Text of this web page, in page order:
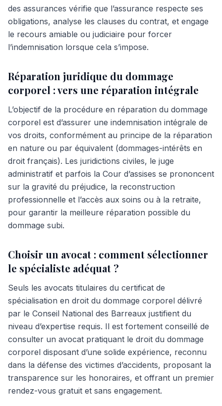
des assurances vérifie que l’assurance respecte ses
obligations, analyse les clauses du contrat, et engage
le recours amiable ou judiciaire pour forcer
l’indemnisation lorsque cela s’impose.
Réparation juridique du dommage
corporel : vers une réparation intégrale
L’objectif de la procédure en réparation du dommage
corporel est d’assurer une indemnisation intégrale de
vos droits, conformément au principe de la réparation
en nature ou par équivalent (dommages-intérêts en
droit français). Les juridictions civiles, le juge
administratif et parfois la Cour d’assises se prononcent
sur la gravité du préjudice, la reconstruction
professionnelle et l’accès aux soins ou à la retraite,
pour garantir la meilleure réparation possible du
dommage subi.
Choisir un avocat : comment sélectionner
le spécialiste adéquat ?
Seuls les avocats titulaires du certificat de
spécialisation en droit du dommage corporel délivré
par le Conseil National des Barreaux justifient du
niveau d’expertise requis. Il est fortement conseillé de
consulter un avocat pratiquant le droit du dommage
corporel disposant d’une solide expérience, reconnu
dans la défense des victimes d’accidents, proposant la
transparence sur les honoraires, et offrant un premier
rendez-vous gratuit et sans engagement.